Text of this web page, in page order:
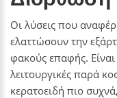
Οι λύσεις που
ελαττώσουν την
φακούς επαφής.
λειτουργικές παρά
κερατοειδή πιο